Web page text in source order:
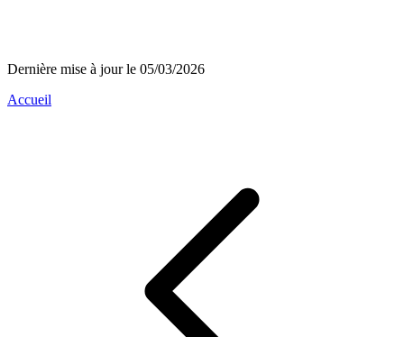
Dernière mise à jour le 05/03/2026
Accueil